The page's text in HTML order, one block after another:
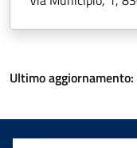
Ultimo aggiornamento: